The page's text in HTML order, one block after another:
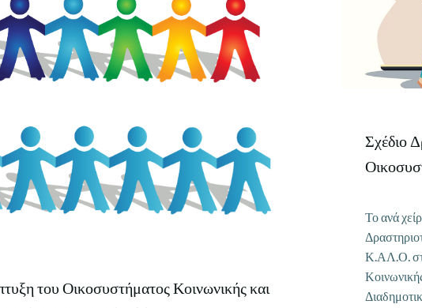
του Οικοσυστήματος Κοινωνικής και
Σχέδιο
Το ανά
Κ.ΑΛ.Ο.